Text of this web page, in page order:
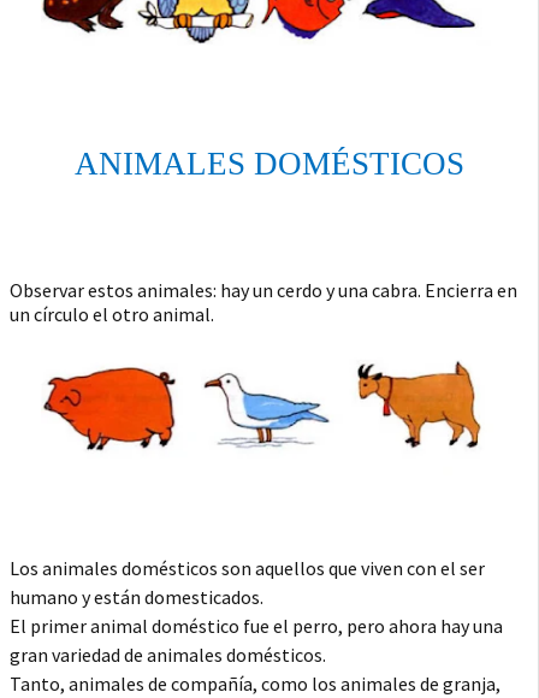
ANIMALES DOMÉSTICOS
Observar estos animales: hay un cerdo y una cabra. Encierra en
un círculo el otro animal.
Los animales domésticos son aquellos que viven con el ser
humano y están domesticados.
El primer animal doméstico fue el perro, pero ahora hay una
gran variedad de animales domésticos.
Tanto, animales de compañía, como los animales de granja,